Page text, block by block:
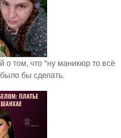
о том, что "ну маникюр то всё
бы сделать.